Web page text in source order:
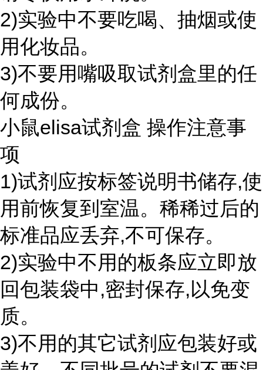
2)实验中不要吃喝、抽烟或使
用化妆品。
3)不要用嘴吸取试剂盒里的任
何成份。
小鼠elisa试剂盒 操作注意事
项
1)试剂应按标签说明书储存,使
用前恢复到室温。稀稀过后的
标准品应丢弃,不可保存。
2)实验中不用的板条应立即放
回包装袋中,密封保存,以免变
质。
3)不用的其它试剂应包装好或